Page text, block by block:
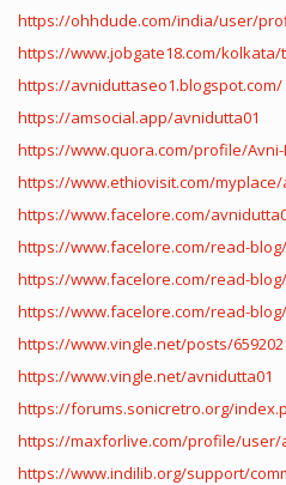
https://ohhdude.com/india/user/
https://www.jobgate18.com/
https://avniduttaseo1.blogspot.com/
https://amsocial.app/avnidutta01
https://www.quora.com/profile/Avni-
https://www.ethiovisit.com/myplace/
https://www.facelore.com/
https://www.facelore.com/read-
https://www.facelore.com/read-
https://www.facelore.com/read-
https://www.vingle.net/posts/
https://www.vingle.net/avnidutta01
https://forums.sonicretro.org/
https://maxforlive.com/profile/user/
https://www.indilib.org/support/